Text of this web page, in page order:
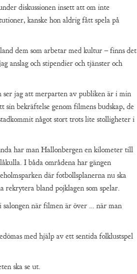
diskussionen insett att om inte
kanske hon aldrig fått spela på
dem som arbetar med kultur – finns det
anslag och stipendier och tjänster och
ser jag att merparten av publiken är i min
bekräftelse genom filmens budskap, de
något stort trots lite stolligheter i
har man Hallonbergen en kilometer till
I båda områdena har gängen
där fotbollsplanerna nu ska
rekrytera bland pojklagen som spelar.
när filmen är över … när man
med hjälp av ett sentida folklustspel
ska se ut.